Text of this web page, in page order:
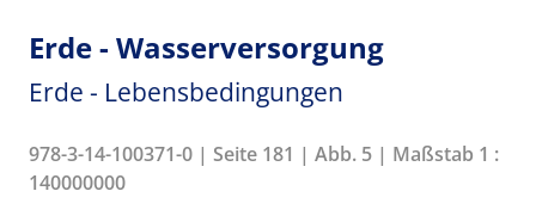
Erde - Wasserversorgung
Erde - Lebensbedingungen
978-3-14-100371-0 | Seite 181 | Abb. 5 | Maßstab 1 :
140000000